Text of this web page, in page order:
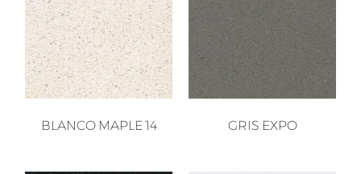
BLANCO MAPLE 14 GRIS EXPO